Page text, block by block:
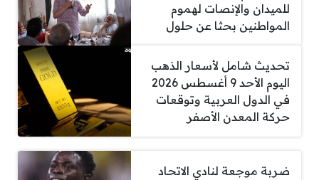
للميدان والإنصات لهموم
المواطنين بحثا عن حلول
تحديث شامل لأسعار الذهب
اليوم الأحد 9 أغسطس 2026
في الدول العربية وتوقعات
حركة المعدن الأصفر
ضربة موجعة لنادي الاتحاد